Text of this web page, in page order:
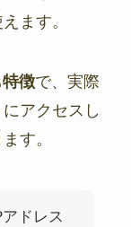
ます。
徴で、実際
アクセスし
す。
ドレス